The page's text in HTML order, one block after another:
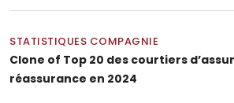
STATISTIQUES COMPAGNIE
Clone of Top 20 des courtiers
réassurance en 2024